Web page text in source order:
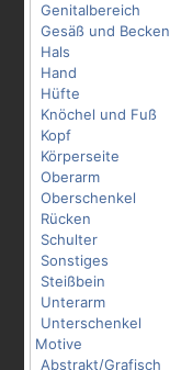
Genitalbereich
Gesäß und Becken
Hals
Hand
Hüfte
Knöchel und Fuß
Kopf
Körperseite
Oberarm
Oberschenkel
Rücken
Schulter
Sonstiges
Steißbein
Unterarm
Unterschenkel
Motive
Abstrakt/Grafisch